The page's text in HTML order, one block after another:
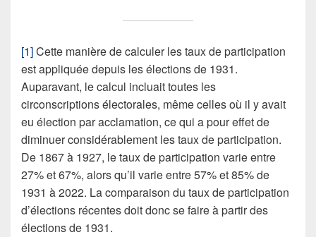
[1]Cette manière de calculer les taux de participation
est appliquée depuis les élections de 1931.
Auparavant, le calcul incluait toutes les
circonscriptions électorales, même celles où il y avait
eu élection par acclamation, ce qui a pour effet de
diminuer considérablement les taux de participation.
De 1867 à 1927, le taux de participation varie entre
27% et 67%, alors qu’il varie entre 57% et 85% de
1931 à 2022. La comparaison du taux de participation
d’élections récentes doit donc se faire à partir des
élections de 1931.